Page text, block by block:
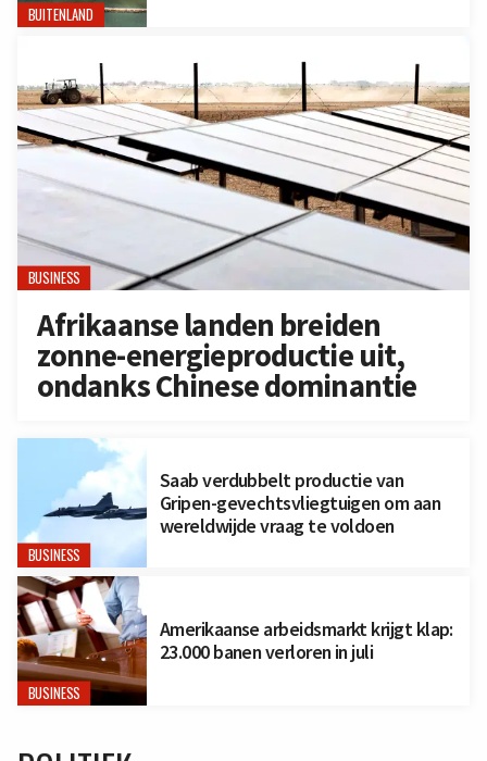
BUITENLAND
BUSINESS
Afrikaanse landen breiden
zonne-energieproductie uit,
ondanks Chinese dominantie
BUSINESS
Saab verdubbelt productie van
Gripen-gevechtsvliegtuigen om aan
wereldwijde vraag te voldoen
BUSINESS
Amerikaanse arbeidsmarkt krijgt klap:
23.000 banen verloren in juli